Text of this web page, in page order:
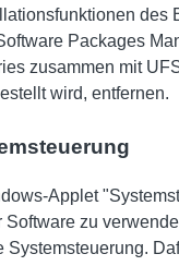
des
Packages
zusammen mit
wird, entfernen.
Applet
Software zu
Systemsteuerung.